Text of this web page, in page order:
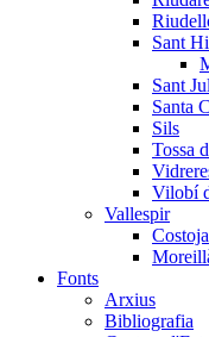
Sant
Sant
Santa
Sils
Tossa
Vilobí
Vallespir
Costoja
Fonts
Arxius
Bibliografia